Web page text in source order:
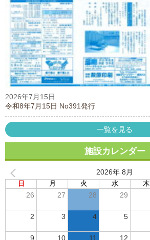
2026年7月15日
令和8年7月15日 No391発行
一覧を見る
施設カレンダー
2026年 8月
日 月 火 水 木
26 27 28 29
2 3 4 5
9 10 11 12